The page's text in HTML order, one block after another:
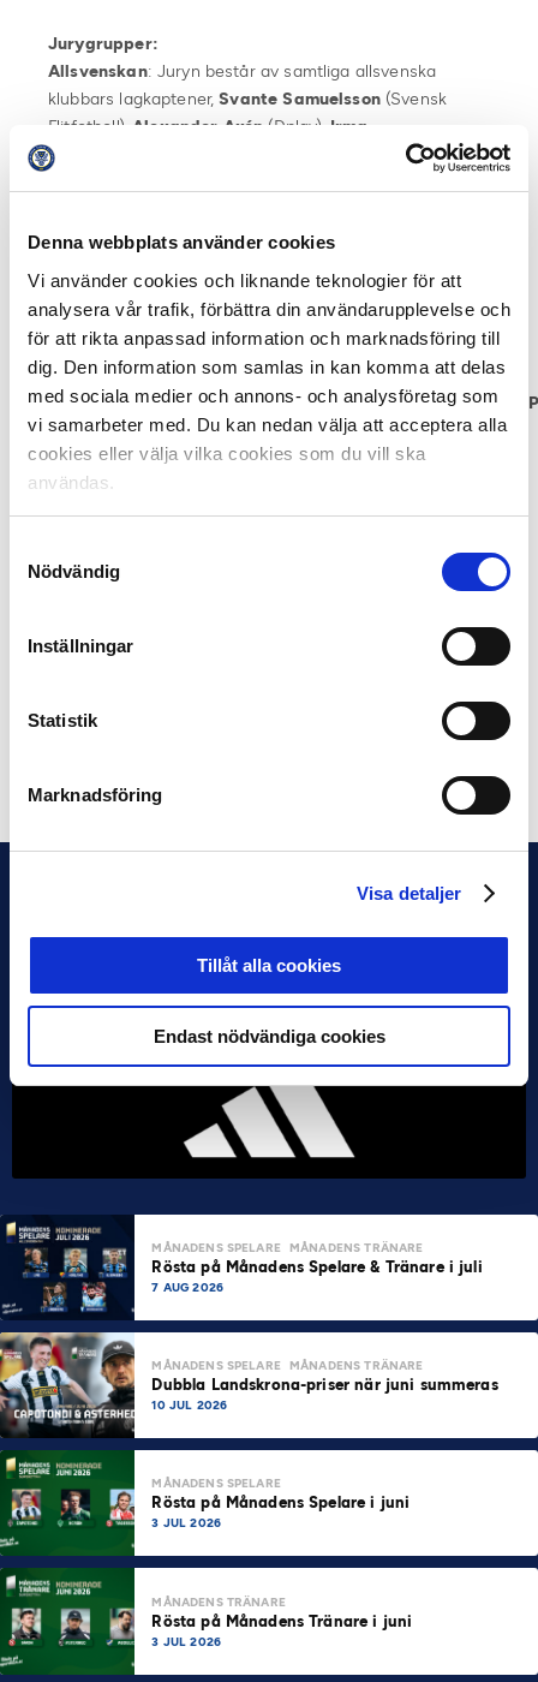
Denna webbplats använder cookies
Vi använder cookies och liknande teknologier för att
analysera vår trafik, förbättra din användarupplevelse och
för att rikta anpassad information och marknadsföring till
dig. Den information som samlas in kan komma att delas
med sociala medier och annons- och analysföretag som
vi samarbeter med. Du kan nedan välja att acceptera alla
cookies eller välja vilka cookies som du vill ska
användas.
Nödvändig
Inställningar
Statistik
Marknadsföring
Visa detaljer
Tillåt alla cookies
Endast nödvändiga cookies
Jurygrupper:
Allsvenskan: Juryn består av samtliga allsvenska
klubbars lagkaptener,Svante Samuelsson (Svensk
Elitfotboll), Alexander Axén (Dplay), Irma
Helin
Superettanklubbars lagkaptener,Thomas
Hasselgren (Svensk Elitfotboll),Stefan
Ishizaki(Dplay),Magnus
Sundvall(Jönköpingsposten),Jan-Owe
Wikström (Hallandsposten),Kristian Bågefeldt(Mittmedia),
Trollér(GP), Göran Bolin(Aftonbladet) och Anders
Falk(Unibet).
Vinnare 2020:
Juni: Sead Haksabanovic, IFK Norrköping
Superettan:
MÅNADENS SPELARE MÅNADENS TRÄNARE
Rösta på Månadens Spelare & Tränare i juli
7 AUG 2026
MÅNADENS SPELARE MÅNADENS TRÄNARE
Dubbla Landskrona-priser när juni summeras
10 JUL 2026
MÅNADENS SPELARE
Rösta på Månadens Spelare i juni
3 JUL 2026
MÅNADENS TRÄNARE
Rösta på Månadens Tränare i juni
3 JUL 2026